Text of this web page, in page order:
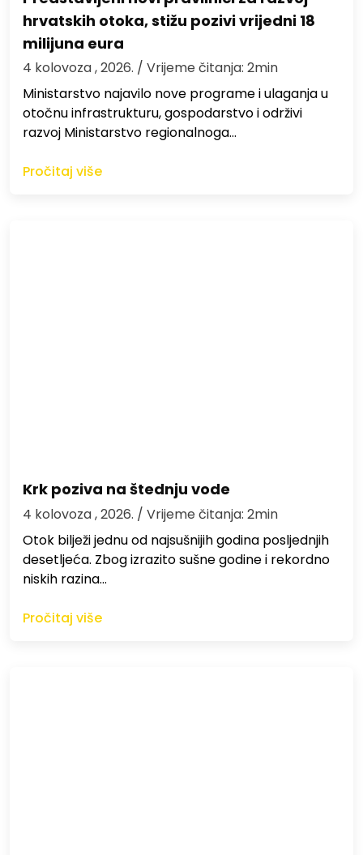
hrvatskih otoka, stižu pozivi vrijedni 18
milijuna eura
4 kolovoza , 2026. / Vrijeme čitanja: 2min
Ministarstvo najavilo nove programe i ulaganja u
otočnu infrastrukturu, gospodarstvo i održivi
razvoj Ministarstvo regionalnoga…
Pročitaj više
Krk poziva na štednju vode
4 kolovoza , 2026. / Vrijeme čitanja: 2min
Otok bilježi jednu od najsušnijih godina posljednjih
desetljeća. Zbog izrazito sušne godine i rekordno
niskih razina…
Pročitaj više